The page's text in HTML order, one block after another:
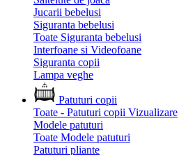
Jucarii bebelusi
Siguranta bebelusi
Toate Siguranta bebelusi
Interfoane si Videofoane
Siguranta copii
Lampa veghe
Patuturi copii
Toate - Patuturi copii Vizualizare
Modele patuturi
Toate Modele patuturi
Patuturi pliante